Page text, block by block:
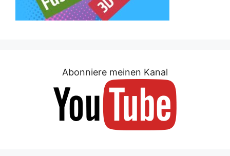
Abonniere meinen Kanal